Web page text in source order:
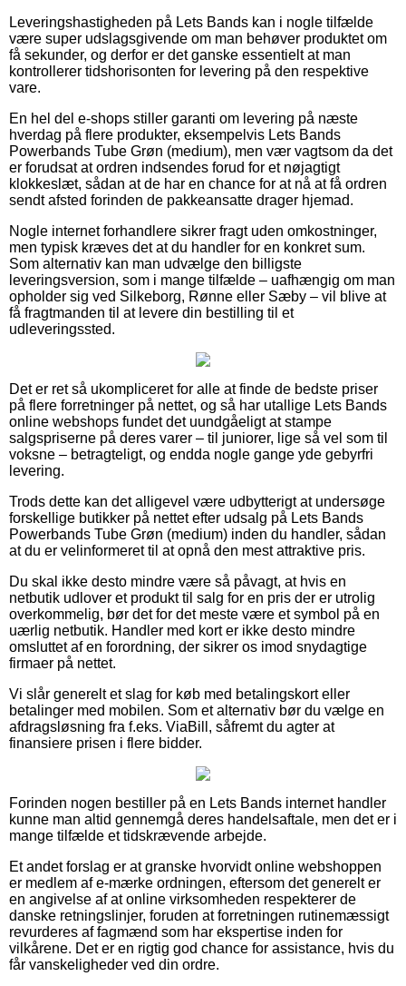
Leveringshastigheden på Lets Bands kan i nogle tilfælde
være super udslagsgivende om man behøver produktet om
få sekunder, og derfor er det ganske essentielt at man
kontrollerer tidshorisonten for levering på den respektive
vare.
En hel del e-shops stiller garanti om levering på næste
hverdag på flere produkter, eksempelvis Lets Bands
Powerbands Tube Grøn (medium), men vær vagtsom da det
er forudsat at ordren indsendes forud for et nøjagtigt
klokkeslæt, sådan at de har en chance for at nå at få ordren
sendt afsted forinden de pakkeansatte drager hjemad.
Nogle internet forhandlere sikrer fragt uden omkostninger,
men typisk kræves det at du handler for en konkret sum.
Som alternativ kan man udvælge den billigste
leveringsversion, som i mange tilfælde – uafhængig om man
opholder sig ved Silkeborg, Rønne eller Sæby – vil blive at
få fragtmanden til at levere din bestilling til et
udleveringssted.
Det er ret så ukompliceret for alle at finde de bedste priser
på flere forretninger på nettet, og så har utallige Lets Bands
online webshops fundet det uundgåeligt at stampe
salgspriserne på deres varer – til juniorer, lige så vel som til
voksne – betragteligt, og endda nogle gange yde gebyrfri
levering.
Trods dette kan det alligevel være udbytterigt at undersøge
forskellige butikker på nettet efter udsalg på Lets Bands
Powerbands Tube Grøn (medium) inden du handler, sådan
at du er velinformeret til at opnå den mest attraktive pris.
Du skal ikke desto mindre være så påvagt, at hvis en
netbutik udlover et produkt til salg for en pris der er utrolig
overkommelig, bør det for det meste være et symbol på en
uærlig netbutik. Handler med kort er ikke desto mindre
omsluttet af en forordning, der sikrer os imod snydagtige
firmaer på nettet.
Vi slår generelt et slag for køb med betalingskort eller
betalinger med mobilen. Som et alternativ bør du vælge en
afdragsløsning fra f.eks. ViaBill, såfremt du agter at
finansiere prisen i flere bidder.
Forinden nogen bestiller på en Lets Bands internet handler
kunne man altid gennemgå deres handelsaftale, men det er i
mange tilfælde et tidskrævende arbejde.
Et andet forslag er at granske hvorvidt online webshoppen
er medlem af e-mærke ordningen, eftersom det generelt er
en angivelse af at online virksomheden respekterer de
danske retningslinjer, foruden at forretningen rutinemæssigt
revurderes af fagmænd som har ekspertise inden for
vilkårene. Det er en rigtig god chance for assistance, hvis du
får vanskeligheder ved din ordre.